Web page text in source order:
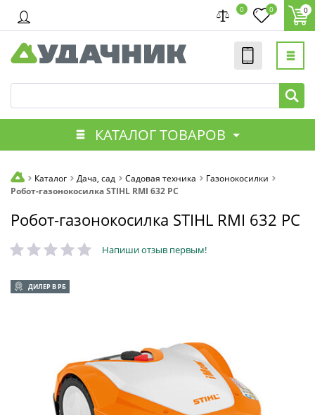
0 0 0
КАТАЛОГ ТОВАРОВ
Каталог Дача, сад Садовая техника
Газонокосилки
Робот-газонокосилка STIHL RMI 632 PC
Робот-газонокосилка STIHL RMI 632 PC
Напиши отзыв первым!
ДИЛЕР В РБ